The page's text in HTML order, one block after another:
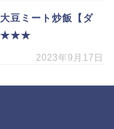
豆ミート炒飯【ダ
★★★
2023年9月17日